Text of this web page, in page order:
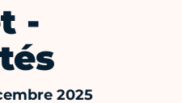
-
2025